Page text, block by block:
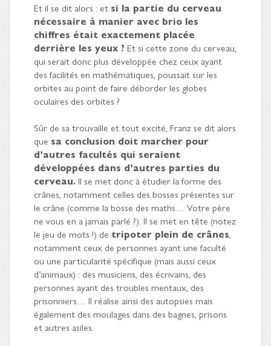
Et il se dit alors : et si la partie du cerveau
nécessaire à manier avec brio les
chiffres était exactement placée
derrière les yeux ? Et si cette zone du cerveau,
qui serait donc plus développée chez ceux ayant
des facilités en mathématiques, poussait sur les
orbites au point de faire déborder les globes
oculaires des orbites ?
Sûr de sa trouvaille et tout excité, Franz se dit alors
que sa conclusion doit marcher pour
d’autres facultés qui seraient
développées dans d’autres parties du
cerveau.Il se met donc à étudier la forme des
crânes, notamment celles des bosses présentes sur
le crâne (comme la bosse des maths… Votre père
ne vous en a jamais parlé ?). Il se met en tête (notez
le jeu de mots !) de tripoter plein de crânes,
notamment ceux de personnes ayant une faculté
ou une particularité spécifique (mais aussi ceux
d’animaux) : des musiciens, des écrivains, des
personnes ayant des troubles mentaux, des
prisonniers… Il réalise ainsi des autopsies mais
également des moulages dans des bagnes, prisons
et autres asiles.